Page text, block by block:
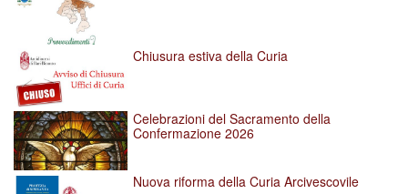
Chiusura estiva della Curia
Celebrazioni del Sacramento della
Confermazione 2026
Nuova riforma della Curia Arcivescovile